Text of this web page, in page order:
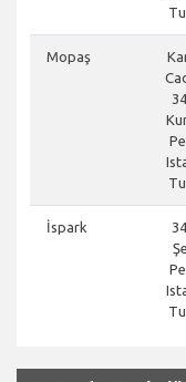
Mopaş
İspark